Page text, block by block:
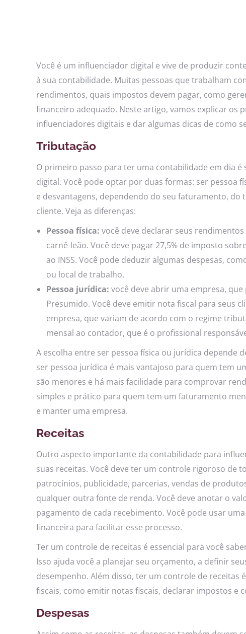
Você é um influenciador digital e vive de produzir
à sua contabilidade. Muitas pessoas que trabalham
rendimentos, quais impostos devem pagar, como
financeiro adequado. Neste artigo, vamos explicar os
influenciadores digitais e dar algumas dicas de como
Tributação
O primeiro passo para ter uma contabilidade em dia
digital. Você pode optar por duas formas: ser pessoa
e desvantagens, dependendo do seu faturamento, do
cliente. Veja as diferenças:
Pessoa física: você deve declarar seus
carnê-leão. Você deve pagar 27,5% de imposto
ao INSS. Você pode deduzir algumas despesas,
ou local de trabalho.
Pessoa jurídica: você deve abrir uma empresa,
Presumido. Você deve emitir nota fiscal para seus
empresa, que variam de acordo com o regime
mensal ao contador, que é o profissional
A escolha entre ser pessoa física ou jurídica depende
ser pessoa jurídica é mais vantajoso para quem tem
são menores e há mais facilidade para comprovar
simples e prático para quem tem um faturamento
e manter uma empresa.
Receitas
Outro aspecto importante da contabilidade para
suas receitas. Você deve ter um controle rigoroso de
patrocínios, publicidade, parcerias, vendas de
qualquer outra fonte de renda. Você deve anotar o
pagamento de cada recebimento. Você pode usar
financeira para facilitar esse processo.
Ter um controle de receitas é essencial para você
Isso ajuda você a planejar seu orçamento, a definir
desempenho. Além disso, ter um controle de receitas
fiscais, como emitir notas fiscais, declarar impostos e
Despesas